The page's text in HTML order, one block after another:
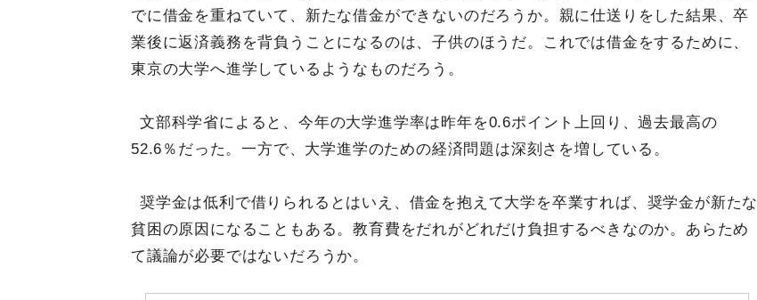
でに借金を重ねていて、新たな借金ができないのだろうか。親に仕送りをした結果、卒
業後に返済義務を背負うことになるのは、子供のほうだ。これでは借金をするために、
東京の大学へ進学しているようなものだろう。
文部科学省によると、今年の大学進学率は昨年を0.6ポイント上回り、過去最高の
52.6％だった。一方で、大学進学のための経済問題は深刻さを増している。
奨学金は低利で借りられるとはいえ、借金を抱えて大学を卒業すれば、奨学金が新たな
貧困の原因になることもある。教育費をだれがどれだけ負担するべきなのか。あらため
て議論が必要ではないだろうか。